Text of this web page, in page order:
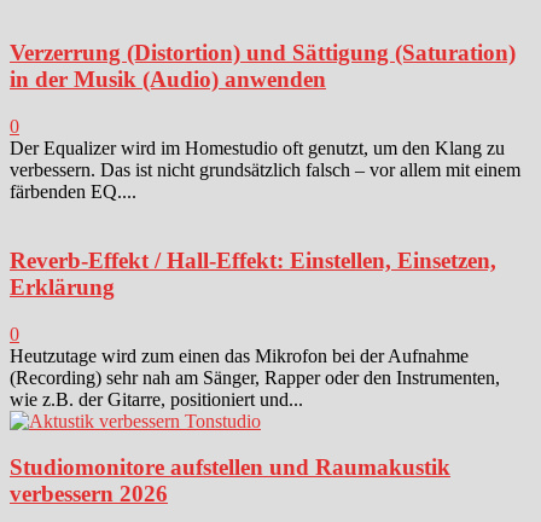
Verzerrung (Distortion) und Sättigung (Saturation)
in der Musik (Audio) anwenden
0
Der Equalizer wird im Homestudio oft genutzt, um den Klang zu
verbessern. Das ist nicht grundsätzlich falsch – vor allem mit einem
färbenden EQ....
Reverb-Effekt / Hall-Effekt: Einstellen, Einsetzen,
Erklärung
0
Heutzutage wird zum einen das Mikrofon bei der Aufnahme
(Recording) sehr nah am Sänger, Rapper oder den Instrumenten,
wie z.B. der Gitarre, positioniert und...
Studiomonitore aufstellen und Raumakustik
verbessern 2026